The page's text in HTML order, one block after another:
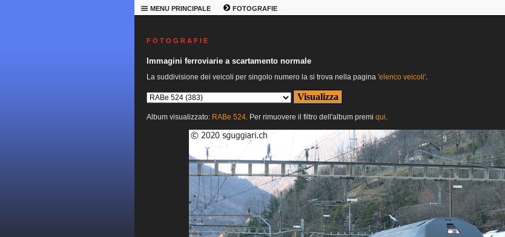
MENU PRINCIPALE FOTOGRAFIE
F O T O G R A F I E
Immagini ferroviarie a scartamento normale
La suddivisione dei veicoli per singolo numero la si trova nella pagina 'elenco veicoli'.
Album visualizzato: RABe 524. Per rimuovere il filtro dell'album premi qui.